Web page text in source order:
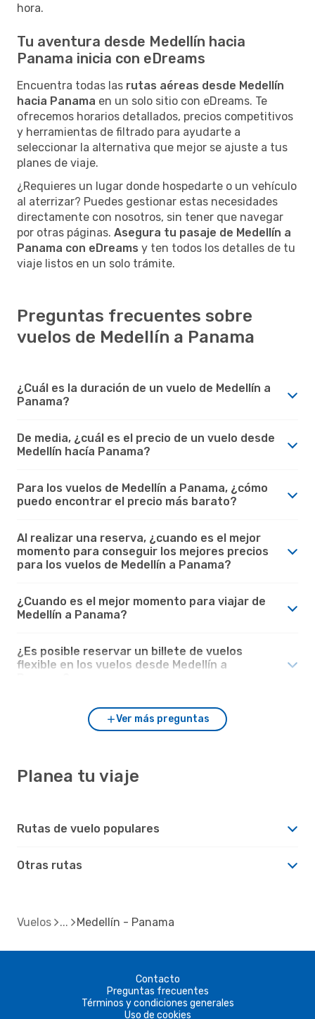
hora.
Tu aventura desde Medellín hacia
Panama inicia con eDreams
Encuentra todas las rutas aéreas desde Medellín
hacia Panama en un solo sitio con eDreams. Te
ofrecemos horarios detallados, precios competitivos
y herramientas de filtrado para ayudarte a
seleccionar la alternativa que mejor se ajuste a tus
planes de viaje.
¿Requieres un lugar donde hospedarte o un vehículo
al aterrizar? Puedes gestionar estas necesidades
directamente con nosotros, sin tener que navegar
por otras páginas. Asegura tu pasaje de Medellín a
Panama con eDreams y ten todos los detalles de tu
viaje listos en un solo trámite.
Preguntas frecuentes sobre
vuelos de Medellín a Panama
¿Cuál es la duración de un vuelo de Medellín a
Panama?
De media, ¿cuál es el precio de un vuelo desde
Medellín hacía Panama?
Para los vuelos de Medellín a Panama, ¿cómo
puedo encontrar el precio más barato?
Al realizar una reserva, ¿cuando es el mejor
momento para conseguir los mejores precios
para los vuelos de Medellín a Panama?
¿Cuando es el mejor momento para viajar de
Medellín a Panama?
¿Es posible reservar un billete de vuelos
flexible en los vuelos desde Medellín a
Ver más preguntas
Planea tu viaje
Rutas de vuelo populares
Otras rutas
Vuelos Medellín - Panama
Contacto
Preguntas frecuentes
Términos y condiciones generales
Uso de cookies